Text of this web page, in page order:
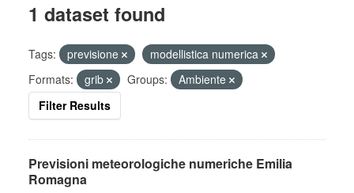
1 dataset found
Tags: previsione
modellistica numerica
Formats:
grib Groups:
Ambiente
Filter Results
Previsioni meteorologiche numeriche Emilia
Romagna